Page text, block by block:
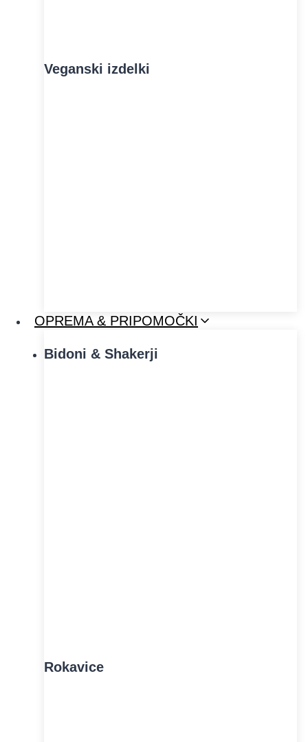
Veganski izdelki
OPREMA & PRIPOMOČKI
Bidoni & Shakerji
Rokavice